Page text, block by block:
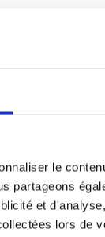
le
partageons
et
lors de
Protect
Étui
: